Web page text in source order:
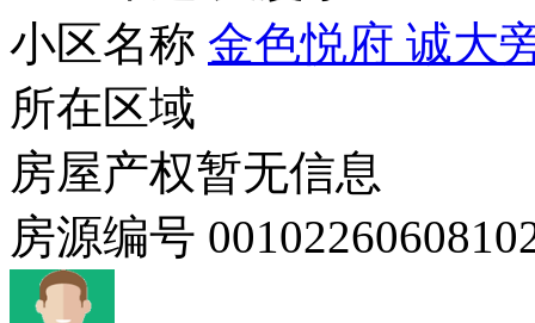
小区名称 金色悦府 诚大
所在区域
房屋产权暂无信息
房源编号